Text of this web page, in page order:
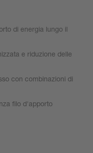
di energia lungo il
e riduzione delle
con combinazioni di
filo d'apporto